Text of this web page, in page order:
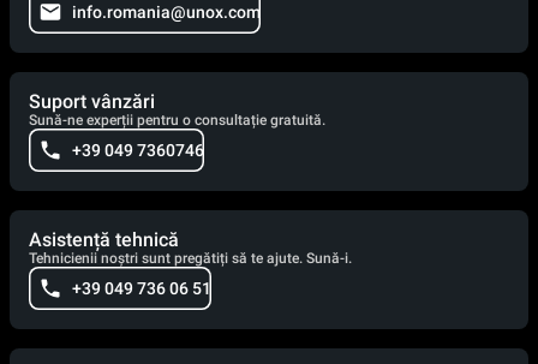
info.romania@unox.com
Suport vânzări
Sună-ne experții pentru o consultație gratuită.
+39 049 7360746
Asistență tehnică
Tehnicienii noștri sunt pregătiți să te ajute. Sună-i.
+39 049 736 06 51